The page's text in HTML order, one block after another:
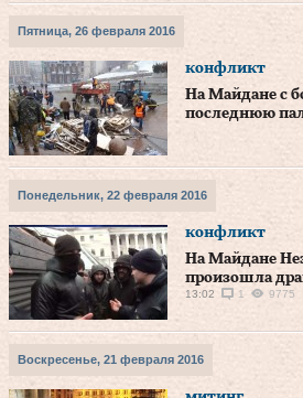
Пятница, 26 февраля 2016
конфликт
На Майдане с
последнюю
Понедельник, 22 февраля 2016
конфликт
На Майдане
произошла
13:02 1 9775
Воскресенье, 21 февраля 2016